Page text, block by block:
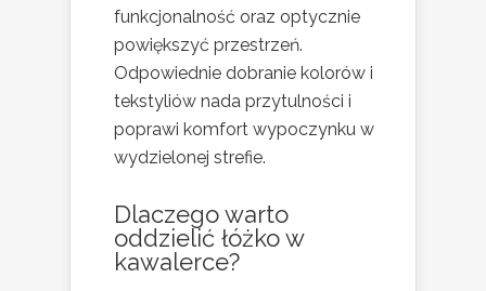
funkcjonalność oraz optycznie
powiększyć przestrzeń.
Odpowiednie dobranie kolorów i
tekstyliów nada przytulności i
poprawi komfort wypoczynku w
wydzielonej strefie.
Dlaczego warto
oddzielić łóżko w
kawalerce?